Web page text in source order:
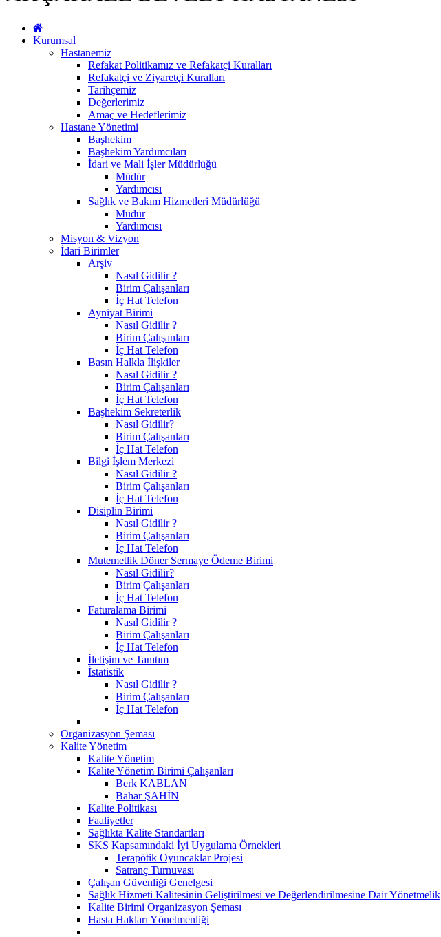
Kurumsal
Hastanemiz
Refakat Politikamız ve Refakatçi Kuralları
Refakatçi ve Ziyaretçi Kuralları
Tarihçemiz
Değerlerimiz
Amaç ve Hedeflerimiz
Hastane Yönetimi
Başhekim
Başhekim Yardımcıları
İdari ve Mali İşler Müdürlüğü
Müdür
Yardımcısı
Sağlık ve Bakım Hizmetleri Müdürlüğü
Müdür
Yardımcısı
Misyon & Vizyon
İdari Birimler
Arşiv
Nasıl Gidilir ?
Birim Çalışanları
İç Hat Telefon
Ayniyat Birimi
Nasıl Gidilir ?
Birim Çalışanları
İç Hat Telefon
Basın Halkla İlişkiler
Nasıl Gidilir ?
Birim Çalışanları
İç Hat Telefon
Başhekim Sekreterlik
Nasıl Gidilir?
Birim Çalışanları
İç Hat Telefon
Bilgi İşlem Merkezi
Nasıl Gidilir ?
Birim Çalışanları
İç Hat Telefon
Disiplin Birimi
Nasıl Gidilir ?
Birim Çalışanları
İç Hat Telefon
Mutemetlik Döner Sermaye Ödeme Birimi
Nasıl Gidilir?
Birim Çalışanları
İç Hat Telefon
Faturalama Birimi
Nasıl Gidilir ?
Birim Çalışanları
İç Hat Telefon
İletişim ve Tanıtım
İstatistik
Nasıl Gidilir ?
Birim Çalışanları
İç Hat Telefon
Organizasyon Şeması
Kalite Yönetim
Kalite Yönetim
Kalite Yönetim Birimi Çalışanları
Berk KABLAN
Bahar ŞAHİN
Kalite Politikası
Faaliyetler
Sağlıkta Kalite Standartları
SKS Kapsamındaki İyi Uygulama Örnekleri
Terapötik Oyuncaklar Projesi
Satranç Turnuvası
Çalışan Güvenliği Genelgesi
Sağlık Hizmeti Kalitesinin Geliştirilmesi ve Değerlendirilmesine Dair Yönetmelik
Kalite Birimi Organizasyon Şeması
Hasta Hakları Yönetmenliği